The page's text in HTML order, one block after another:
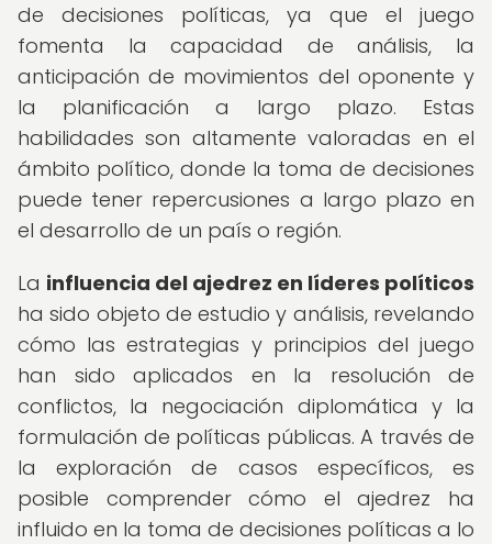
de decisiones políticas, ya que el juego
fomenta la capacidad de análisis, la
anticipación de movimientos del oponente y
la planificación a largo plazo. Estas
habilidades son altamente valoradas en el
ámbito político, donde la toma de decisiones
puede tener repercusiones a largo plazo en
el desarrollo de un país o región.
La influencia del ajedrez en líderes políticos
ha sido objeto de estudio y análisis, revelando
cómo las estrategias y principios del juego
han sido aplicados en la resolución de
conflictos, la negociación diplomática y la
formulación de políticas públicas. A través de
la exploración de casos específicos, es
posible comprender cómo el ajedrez ha
influido en la toma de decisiones políticas a lo